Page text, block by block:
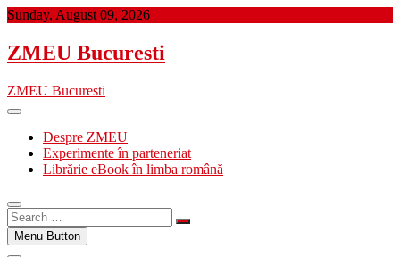
Skip
content
Sunday, August 09, 2026
ZMEU Bucuresti
ZMEU Bucuresti
Despre ZMEU
Experimente în parteneriat
Librărie eBook în limba română
Search
…Menu Button